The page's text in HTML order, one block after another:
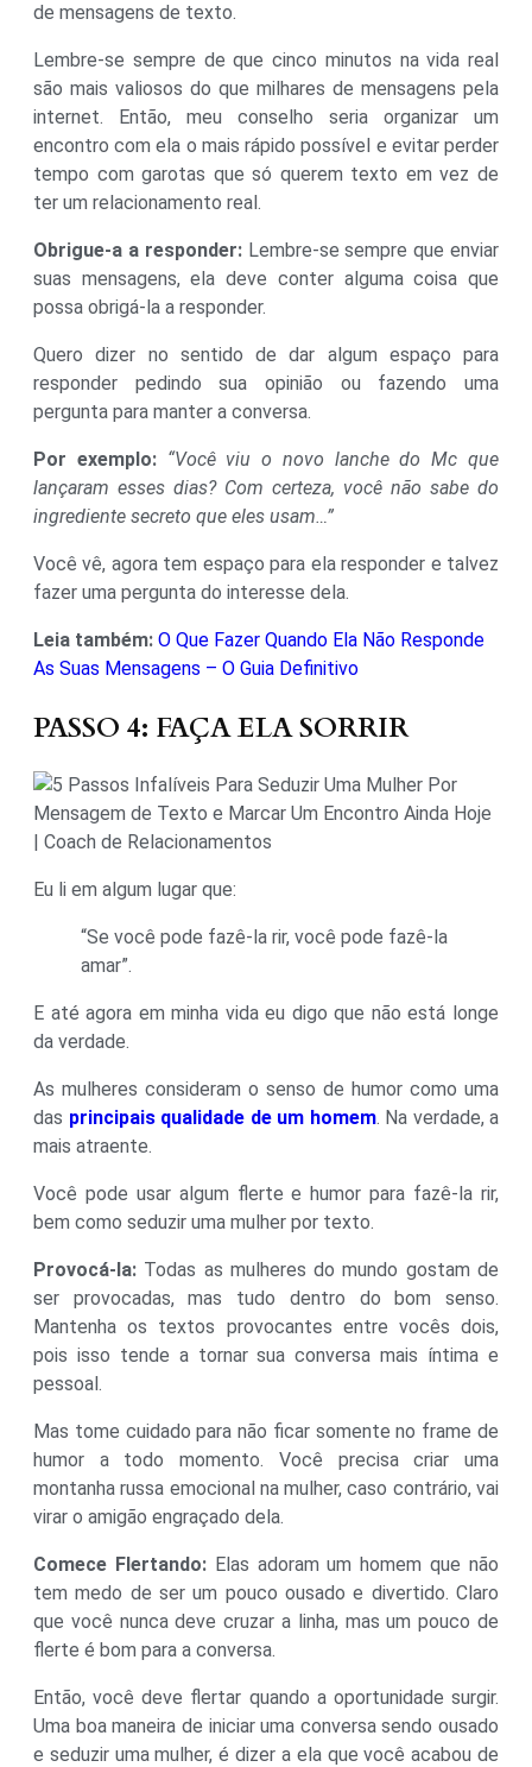
de mensagens de texto.
Lembre-se sempre de que cinco minutos na vida real
são mais valiosos do que milhares de mensagens pela
internet. Então, meu conselho seria organizar um
encontro com ela o mais rápido possível e evitar perder
tempo com garotas que só querem texto em vez de
ter um relacionamento real.
Obrigue-a a responder:Lembre-se sempre que enviar
suas mensagens, ela deve conter alguma coisa que
possa obrigá-la a responder.
Quero dizer no sentido de dar algum espaço para
responder pedindo sua opinião ou fazendo uma
pergunta para manter a conversa.
Por exemplo: “Você viu o novo lanche do Mc que
lançaram esses dias? Com certeza, você não sabe do
ingrediente secreto que eles usam…”
Você vê, agora tem espaço para ela responder e talvez
fazer uma pergunta do interesse dela.
Leia também: O Que Fazer Quando Ela Não Responde
As Suas Mensagens – O Guia Definitivo
PASSO 4: FAÇA ELA SORRIR
Eu li em algum lugar que:
“Se você pode fazê-la rir, você pode fazê-la
amar”.
E até agora em minha vida eu digo que não está longe
da verdade.
As mulheres consideram o senso de humor como uma
das principais qualidade de um homem. Na verdade, a
mais atraente.
Você pode usar algum flerte e humor para fazê-la rir,
bem como seduzir uma mulher por texto.
Provocá-la: Todas as mulheres do mundo gostam de
ser provocadas, mas tudo dentro do bom senso.
Mantenha os textos provocantes entre vocês dois,
pois isso tende a tornar sua conversa mais íntima e
pessoal.
Mas tome cuidado para não ficar somente no frame de
humor a todo momento. Você precisa criar uma
montanha russa emocional na mulher, caso contrário, vai
virar o amigão engraçado dela.
Comece Flertando: Elas adoram um homem que não
tem medo de ser um pouco ousado e divertido. Claro
que você nunca deve cruzar a linha, mas um pouco de
flerte é ​​bom para a conversa.
Então, você deve flertar quando a oportunidade surgir.
Uma boa maneira de iniciar uma conversa sendo ousado
e seduzir uma mulher, é dizer a ela que você acabou de